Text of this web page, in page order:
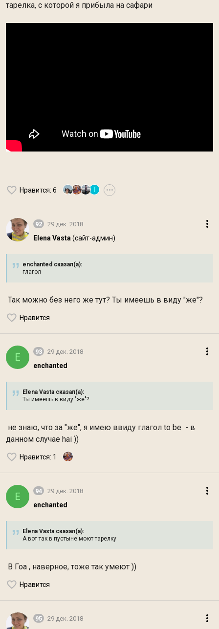
тарелка, с которой я прибыла на сафари
Нравится: 6 Т •••
92 29 дек. 2018
Elena Vasta (сайт-админ)
enchanted сказал(а):
глагол
Так можно без него же тут? Ты имеешь в виду "же"?
Нравится
E 93 29 дек. 2018
enchanted
Elena Vasta сказал(а):
Ты имеешь в виду "же"?
не знаю, что за "же", я имею ввиду глагол to be - в
данном случае hai ))
Нравится: 1
E 94 29 дек. 2018
enchanted
Elena Vasta сказал(а):
А вот так в пустыне моют тарелку
В Гоа , наверное, тоже так умеют ))
Нравится
95 29 дек. 2018